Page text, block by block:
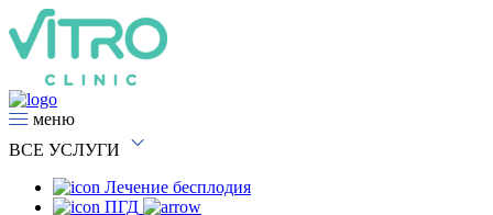
меню
ВСЕ УСЛУГИ
Лечение бесплодия
ПГД